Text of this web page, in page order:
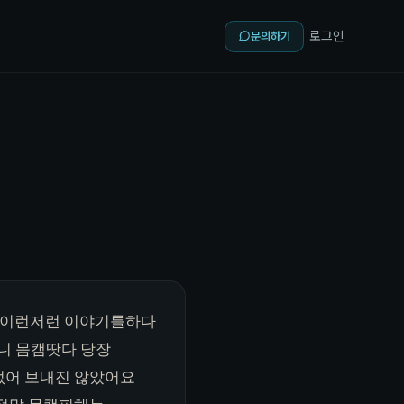
문의하기 로그인
런저런 이야기를하다
몸캠땃다 당장
보내진 않았어요